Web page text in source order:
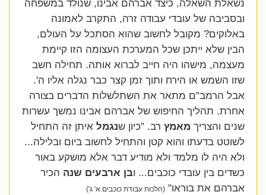
נשאלת השאלה, כיצד אברהם אבינו, שנולד במשפחה
ובסביבה של עובדי עבודה זרה, התקרב לאמונה
באלוקים? מקובל לחשוב שהוא הסתכל על העולם,
הבין שלא ייתכן שכל המערכת העצומה הזו קיימת
מעצמה, מישהו היה חייב לברוא אותה. תחילה חשב
שזו השמש או הירח ותוך זמן קצר כבר נגלה אליו ה'.
אבל הרמב"ם מתאר את השתלשלות הדברים בצורה
אחרת. תהליך החיפוש של אברהם אבינו נמשך עשרות
שנים והצריךמאמץרב. "כיון ש נגמלאיתן זה התחיל
לשוטט בדעתו והוא קטן והתחיל לחשוב ביום ובלילה...
ולא היה לו מלמד ולא מודיע דבר אלא מושקע באור
כשדים בין עובדי כוכבים... ובן ארבעים שנההכיר
אברהם את בוראו" (הלכות עבודת כוכבים א' ג')